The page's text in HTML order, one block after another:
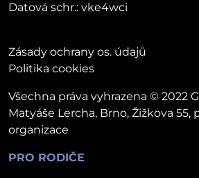
Datová schr.: vke4wci
PRO RODIČE
Zásady ochrany os. údajů
Politika cookies
Všechna práva vyhrazena © 2022
Matyáše Lercha, Brno, Žižkova 55,
organizace